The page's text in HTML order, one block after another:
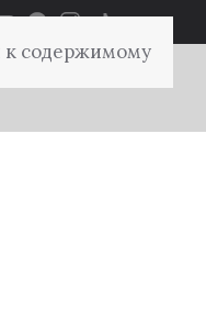
к содержимому